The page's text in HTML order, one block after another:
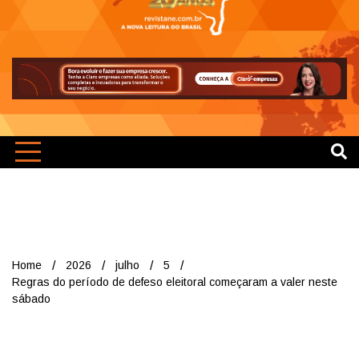
Home 2026 julho
5
Regras do período de defeso eleitoral começaram a valer neste
sábado